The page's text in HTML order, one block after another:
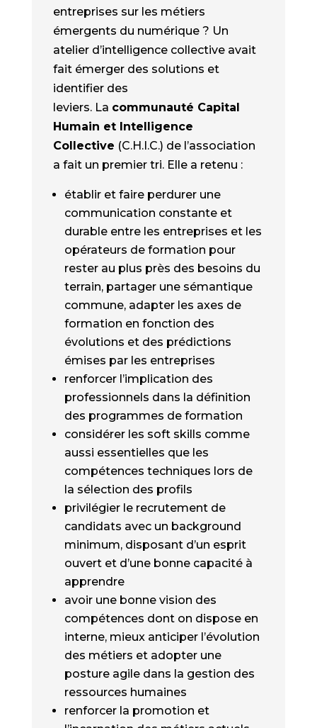
entreprises sur les métiers
émergents du numérique ? Un
atelier d’intelligence collective avait
fait émerger des solutions et
identifier des
leviers. La communauté Capital
Humain et Intelligence
Collective (C.H.I.C.) de l’association
a fait un premier tri. Elle a retenu :
établir et faire perdurer une
communication constante et
durable entre les entreprises et les
opérateurs de formation pour
rester au plus près des besoins du
terrain, partager une sémantique
commune, adapter les axes de
formation en fonction des
évolutions et des prédictions
émises par les entreprises
renforcer l’implication des
professionnels dans la définition
des programmes de formation
considérer les soft skills comme
aussi essentielles que les
compétences techniques lors de
la sélection des profils
privilégier le recrutement de
candidats avec un background
minimum, disposant d’un esprit
ouvert et d’une bonne capacité à
apprendre
avoir une bonne vision des
compétences dont on dispose en
interne, mieux anticiper l’évolution
des métiers et adopter une
posture agile dans la gestion des
ressources humaines
renforcer la promotion et